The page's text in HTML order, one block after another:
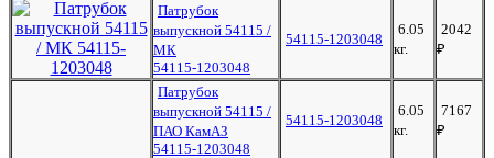
Патрубок
выпускной 54115 /
МК
54115-1203048
54115-1203048
6.05
кг.
2042
₽
Патрубок
выпускной 54115 /
ПАО КамАЗ
54115-1203048
54115-1203048
6.05
кг.
7167
₽